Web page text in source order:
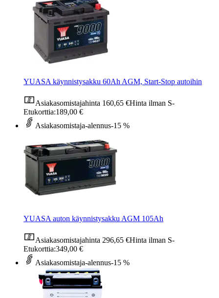
YUASA käynnistysakku 60Ah AGM, Start-Stop autoihin
Asiakasomistajahinta 160,65 €Hinta ilman S-
Etukorttia:189,00 €
Asiakasomistaja-alennus-15 %
YUASA auton käynnistysakku AGM 105Ah
Asiakasomistajahinta 296,65 €Hinta ilman S-
Etukorttia:349,00 €
Asiakasomistaja-alennus-15 %